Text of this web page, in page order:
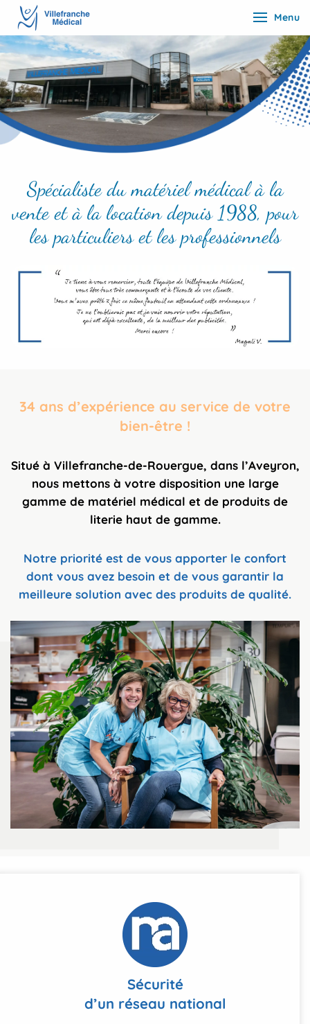
Menu
Spécialiste du matériel médical à la
vente et à la location depuis 1988, pour
les particuliers et les professionnels
34 ans d’expérience au service de votre
bien-être !
Situé à Villefranche-de-Rouergue, dans l’Aveyron,
nous mettons à votre disposition une large
gamme de matériel médical et de produits de
literie haut de gamme.
Notre priorité est de vous apporter le confort
dont vous avez besoin et de vous garantir la
meilleure solution avec des produits de qualité.
Sécurité
d’un réseau national